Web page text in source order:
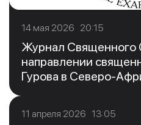
14 мая 2026 20:15
Журнал Священного
направлении
Гурова в Северо-
11 апреля 2026 13:05